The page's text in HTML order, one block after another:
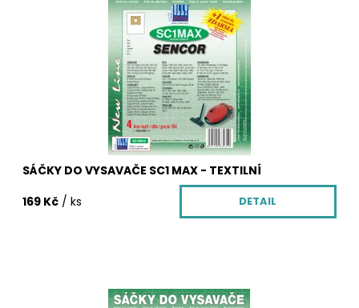
Sáčky do vysavače z netkané textilie SC1 MAX. Balení
obsahuje 4 ks textilních sáčků SC1 MAX, vůni do
vysavače zdarma, která krásně provoní Váš
byt, mikrofiltr pro Váš vysavač.
Skladem
3378/CLA
SÁČKY DO VYSAVAČE SC1 MAX - TEXTILNÍ
169 Kč / ks DETAIL